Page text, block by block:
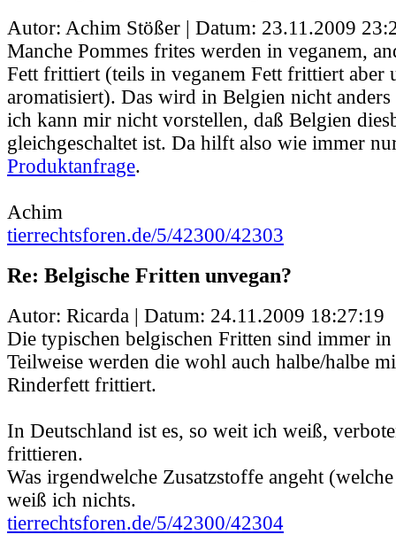
Autor: Achim Stößer | Datum: 23.11.2009
Manche Pommes frites werden in veganem,
Fett frittiert (teils in veganem Fett frittiert aber
aromatisiert). Das wird in Belgien nicht anders
ich kann mir nicht vorstellen, daß Belgien
gleichgeschaltet ist. Da hilft also wie immer
Produktanfrage.
Achim
tierrechtsforen.de/5/42300/42303
Re: Belgische Fritten unvegan?
Autor: Ricarda | Datum: 24.11.2009 18:27:19
Die typischen belgischen Fritten sind immer
Teilweise werden die wohl auch halbe/halbe
Rinderfett frittiert.
In Deutschland ist es, so weit ich weiß,
frittieren.
Was irgendwelche Zusatzstoffe angeht
weiß ich nichts.
tierrechtsforen.de/5/42300/42304